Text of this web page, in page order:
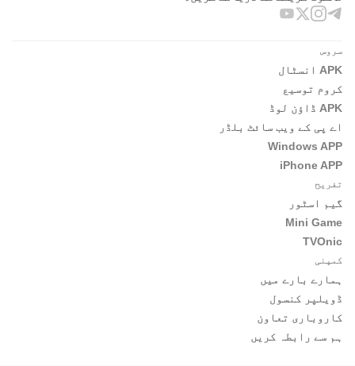
سروس
APK انسٹال
کروم توسیع
APK ڈاؤن لوڈ
اے پی کے ویب سائٹ بلڈر
Windows APP
iPhone APP
تفریح
گیم اسٹور
Mini Game
TVOnic
کمپنی
ہمارے بارے میں
ڈویلپر کنسول
کاروباری تعاون
ہم سے رابطہ کریں